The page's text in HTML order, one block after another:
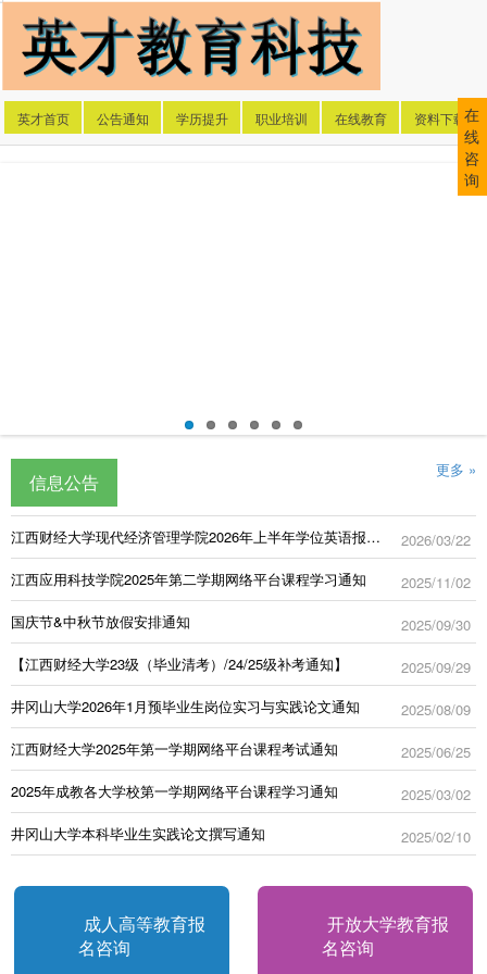
英才首页 公告通知 学历提升 职业培训 在线教育 资料下载
信息公告
更多 »
江西财经大学现代经济管理学院2026年上半年学位英语报名通知
2026/03/22
江西应用科技学院2025年第二学期网络平台课程学习通知
2025/11/02
国庆节&中秋节放假安排通知
2025/09/30
【江西财经大学23级（毕业清考）/24/25级补考通知】
2025/09/29
井冈山大学2026年1月预毕业生岗位实习与实践论文通知
2025/08/09
江西财经大学2025年第一学期网络平台课程考试通知
2025/06/25
2025年成教各大学校第一学期网络平台课程学习通知
2025/03/02
井冈山大学本科毕业生实践论文撰写通知
2025/02/10
成人高等教育报
名咨询
开放大学教育报
名咨询
在
线
咨
询